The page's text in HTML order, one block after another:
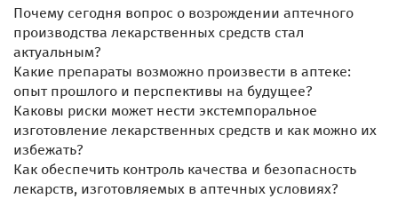
Почему сегодня вопрос о возрождении аптечного
производства лекарственных средств стал
актуальным?
Какие препараты возможно произвести в аптеке:
опыт прошлого и перспективы на будущее?
Каковы риски может нести экстемпоральное
изготовление лекарственных средств и как можно их
избежать?
Как обеспечить контроль качества и безопасность
лекарств, изготовляемых в аптечных условиях?